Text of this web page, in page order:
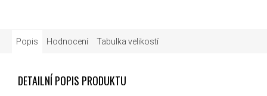
Popis Hodnocení Tabulka velikostí
DETAILNÍ POPIS PRODUKTU